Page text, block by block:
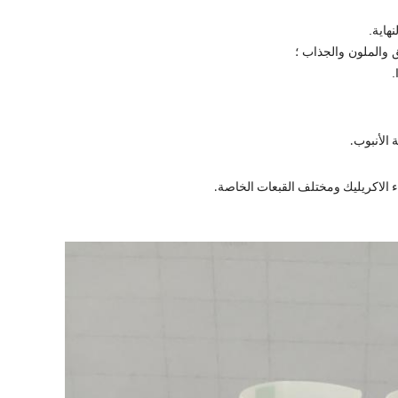
والملون والجذاب ؛